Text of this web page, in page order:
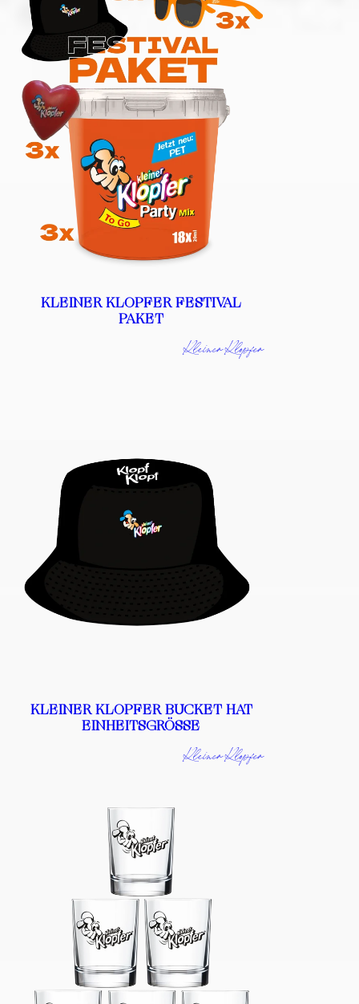
KLEINER KLOPFER FESTIVAL
PAKET
Kleiner Klopfer
KLEINER KLOPFER BUCKET HAT
EINHEITSGRÖSSE
Kleiner Klopfer